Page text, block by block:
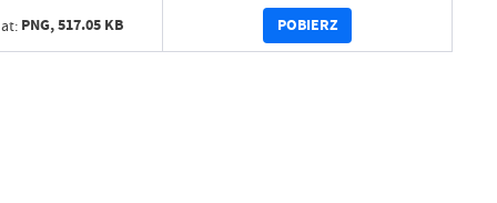
PNG,517.05 KB POBIERZ